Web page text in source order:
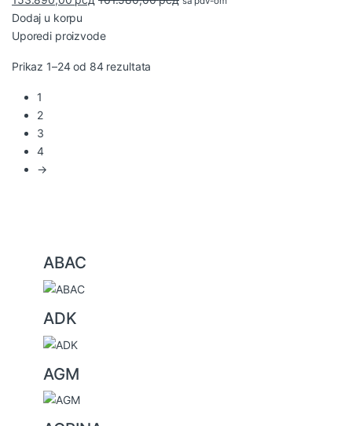
Dodaj u korpu
Uporedi proizvode
Prikaz 1–24 od 84 rezultata
1
2
3
4
→
ABAC
ADK
AGM